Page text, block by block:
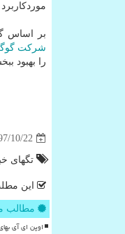
بر اساس
شركت
را بهبود
10/22
تگهای
این
مطالب
اوپن ای آی